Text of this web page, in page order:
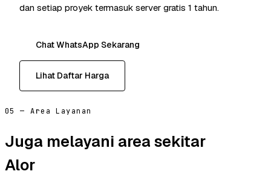
dan setiap proyek termasuk server gratis 1 tahun.
Chat WhatsApp Sekarang
Lihat Daftar Harga
05 — Area Layanan
Juga melayani area sekitar
Alor